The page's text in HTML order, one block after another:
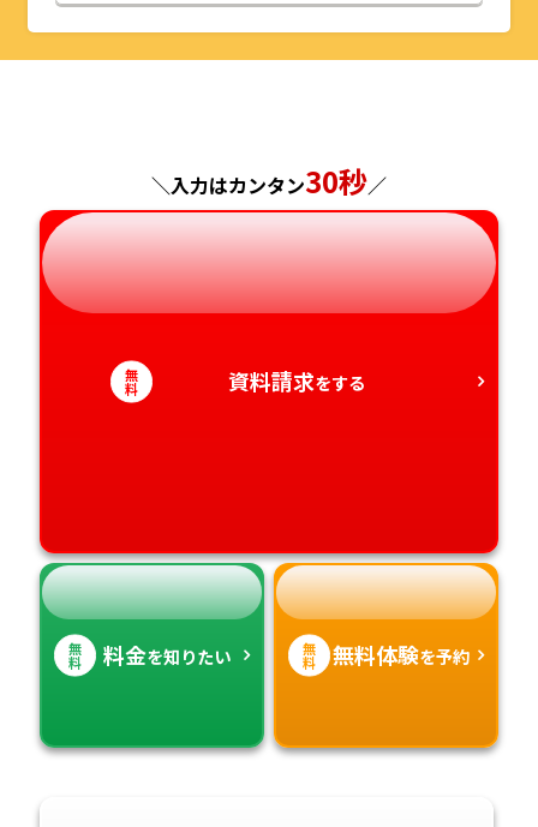
山形県
千葉県
神奈川県
福井県
岐阜県
静岡県
愛知県
京都府
奈良県
和歌山県
島根県
広島県
山口県
徳島県
香川県
福岡県
長崎県
熊本県
大分県
宮崎県
＼入力はカンタン30秒／
無
料 資料請求をする
無
料 料金を知りたい 無
料 無料体験を予約